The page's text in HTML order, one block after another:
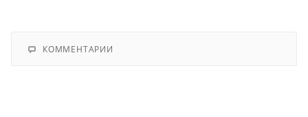
КОММЕНТАРИИ